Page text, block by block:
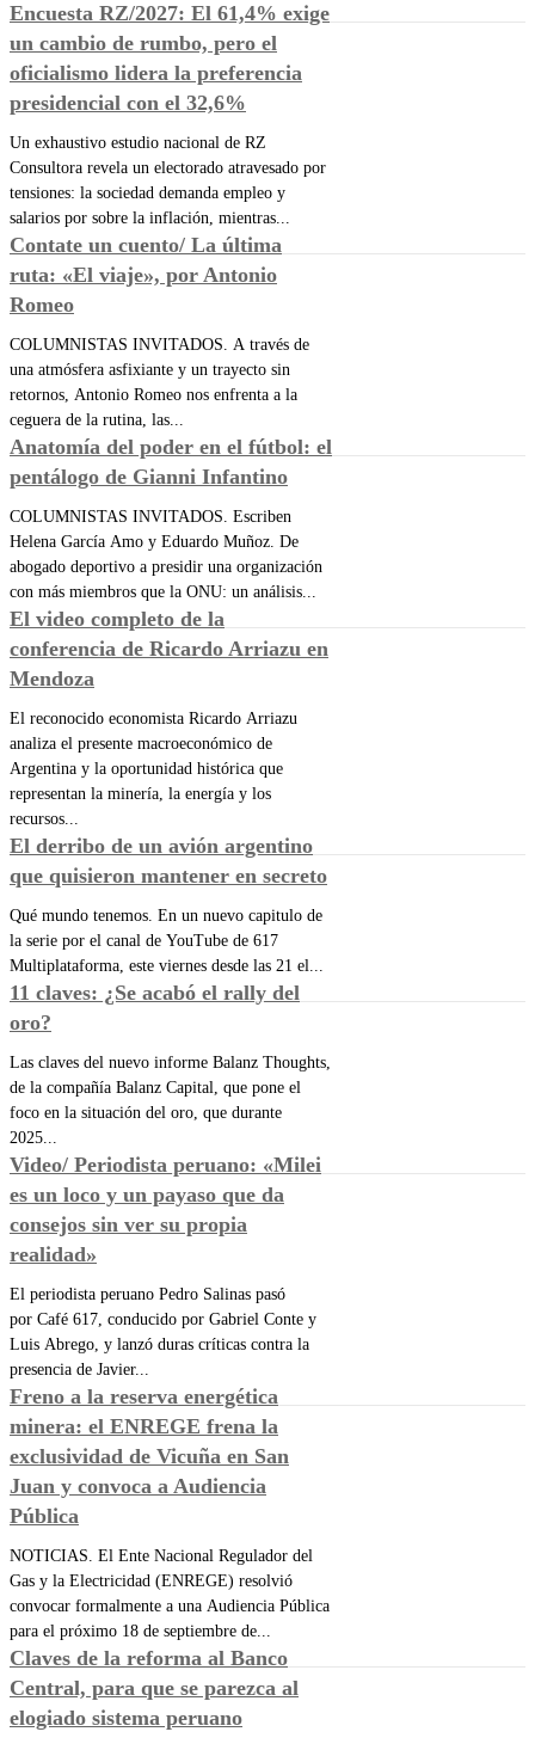
Encuesta RZ/2027: El 61,4% exige
un cambio de rumbo, pero el
oficialismo lidera la preferencia
presidencial con el 32,6%
Un exhaustivo estudio nacional de RZ
Consultora revela un electorado atravesado por
tensiones: la sociedad demanda empleo y
salarios por sobre la inflación, mientras...
Contate un cuento/ La última
ruta: «El viaje», por Antonio
Romeo
COLUMNISTAS INVITADOS. A través de
una atmósfera asfixiante y un trayecto sin
retornos, Antonio Romeo nos enfrenta a la
ceguera de la rutina, las...
Anatomía del poder en el fútbol: el
pentálogo de Gianni Infantino
COLUMNISTAS INVITADOS. Escriben
Helena García Amo y Eduardo Muñoz. De
abogado deportivo a presidir una organización
con más miembros que la ONU: un análisis...
El video completo de la
conferencia de Ricardo Arriazu en
Mendoza
El reconocido economista Ricardo Arriazu
analiza el presente macroeconómico de
Argentina y la oportunidad histórica que
representan la minería, la energía y los
recursos...
El derribo de un avión argentino
que quisieron mantener en secreto
Qué mundo tenemos. En un nuevo capitulo de
la serie por el canal de YouTube de 617
Multiplataforma, este viernes desde las 21 el...
11 claves: ¿Se acabó el rally del
oro?
Las claves del nuevo informe Balanz Thoughts,
de la compañía Balanz Capital, que pone el
foco en la situación del oro, que durante
2025...
Video/ Periodista peruano: «Milei
es un loco y un payaso que da
consejos sin ver su propia
realidad»
El periodista peruano Pedro Salinas pasó
por Café 617, conducido por Gabriel Conte y
Luis Abrego, y lanzó duras críticas contra la
presencia de Javier...
Freno a la reserva energética
minera: el ENREGE frena la
exclusividad de Vicuña en San
Juan y convoca a Audiencia
Pública
NOTICIAS. El Ente Nacional Regulador del
Gas y la Electricidad (ENREGE) resolvió
convocar formalmente a una Audiencia Pública
para el próximo 18 de septiembre de...
Claves de la reforma al Banco
Central, para que se parezca al
elogiado sistema peruano